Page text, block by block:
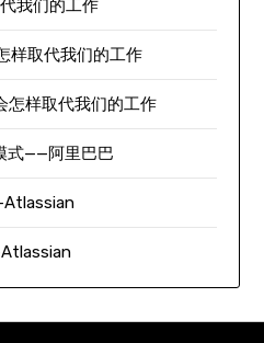
我们的工作
样取代我们的工作
怎样取代我们的工作
式——阿里巴巴